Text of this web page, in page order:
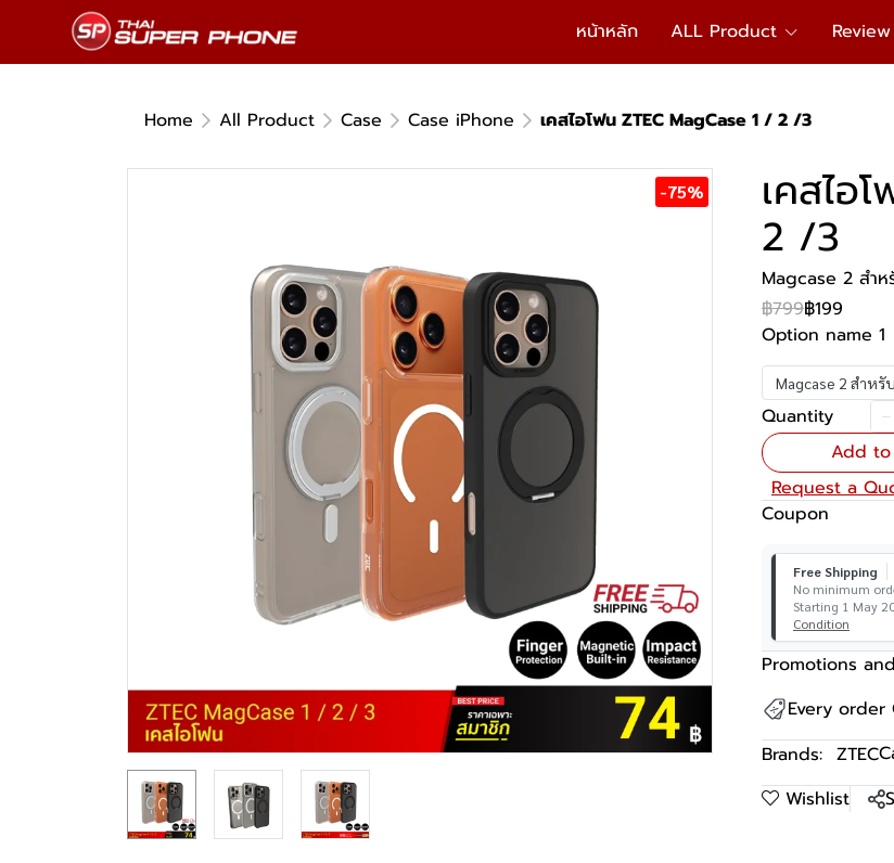
หน้าหลัก ALL Product Review
Home All Product Case Case iPhone เคสไอโฟน ZTEC MagCase 1 / 2 /3
-75% เคสไอ
2 /3
Magcase 2 สำ
฿799฿199
Option name 1
Magcase 2 สำหรั
Quantity
Add
Request a
Coupon
Free Shipping
No minimum
Starting 1 May
Condition
Promotions
Every
Brands: ZTEC
Wishlist